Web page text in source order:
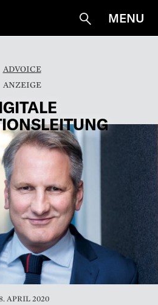
Suche
MENU
ADVOICE
APRIL 2020